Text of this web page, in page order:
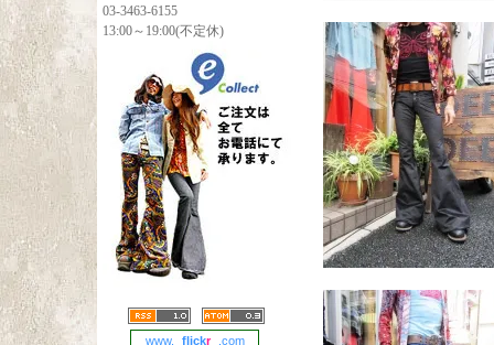
03-3463-6155
13:00～19:00(不定休)
www. flickr .com